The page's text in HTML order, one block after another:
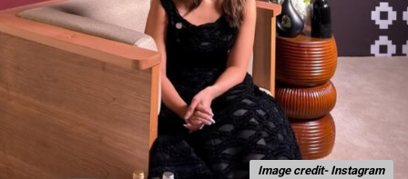
Image credit- Instagram